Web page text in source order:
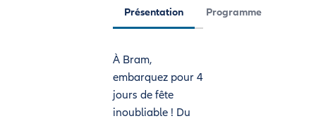
Présentation Programme
À Bram,
embarquez pour 4
jours de fête
inoubliable ! Du